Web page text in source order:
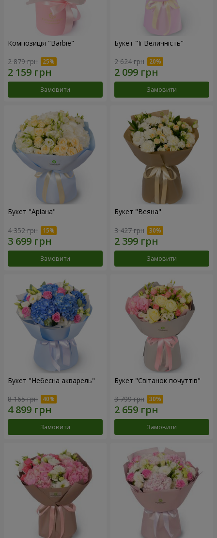
Композиція "Barbie"
2 879 грн
Замовити
Букет "Її Величність"
2 624 грн
Замовити
Букет "Аріана"
4 352 грн
Замовити
Букет "Веяна"
3 427 грн
Замовити
Букет "Небесна акварель"
8 165 грн
Замовити
Букет "Світанок почуттів"
3 799 грн
Замовити